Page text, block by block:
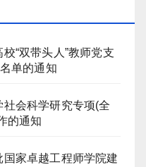
“双带头人”教师党支
单的通知
会科学研究专项(全
的通知
家卓越工程师学院建